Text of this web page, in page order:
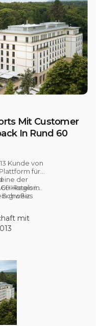
Mit Customer
In Rund 60
Kunde von
für
60 Hotelsin
der
Region
großes
mit
der
Gruppe
%